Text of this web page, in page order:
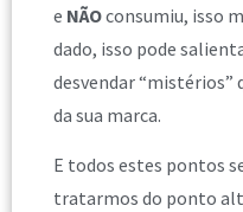
e NÃOconsumiu, isso
dado, isso pode
desvendar “mistérios”
da sua marca.
E todos estes pontos
tratarmos do ponto